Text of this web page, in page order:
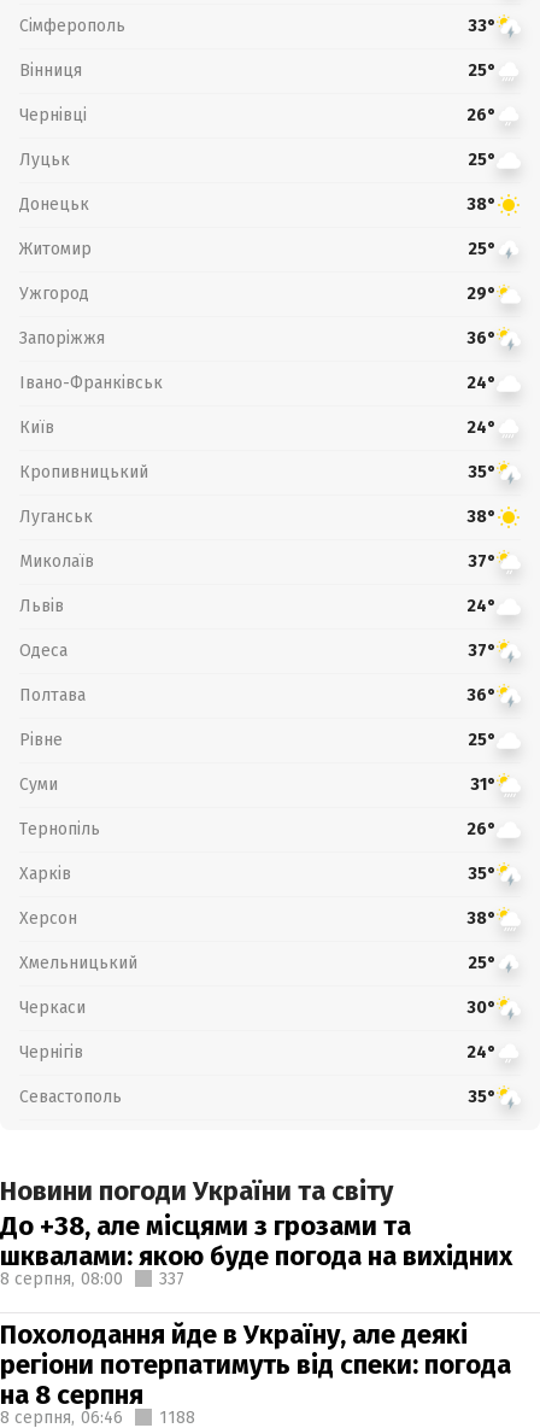
Сімферополь 33°
Вінниця 25°
Чернівці 26°
Луцьк 25°
Донецьк 38°
Житомир 25°
Ужгород 29°
Запоріжжя 36°
Івано-Франківськ 24°
Київ 24°
Кропивницький 35°
Луганськ 38°
Миколаїв 37°
Львів 24°
Одеса 37°
Полтава 36°
Рівне 25°
Суми 31°
Тернопіль 26°
Харків 35°
Херсон 38°
Хмельницький 25°
Черкаси 30°
Чернігів 24°
Севастополь 35°
Новини погоди України та світу
До +38, але місцями з грозами та
шквалами: якою буде погода на вихідних
8 серпня, 08:00 337
Похолодання йде в Україну, але деякі
регіони потерпатимуть від спеки: погода
на 8 серпня
8 серпня, 06:46 1188